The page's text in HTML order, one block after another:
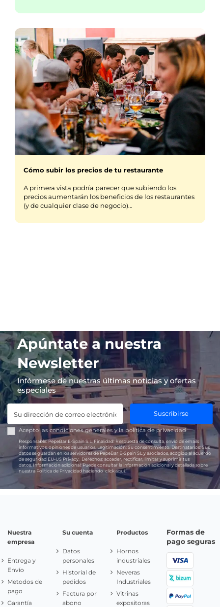
Cómo subir los precios de tu restaurante
A primera vista podría parecer que subiendo los
precios aumentarán los beneficios de los restaurantes
(y de cualquier clase de negocio)…
Apúntate a nuestra
Newsletter
Infórmese de nuestras últimas noticias y ofertas
especiales
Suscribirse
Acepto las condiciones generales y lapolítica de privacidad
Responsable:PepeBar E-Spain S.L. Finalidad: Respuesta de consulta, envío de emails
informativos, opiniones de usuarios. Legitimación: Su consentimiento. Destinatarios:Sus
datos se guardan en los servidores de PepeBar E-Spain SL y asociados, acogido al acuerdo
de seguridad EU-US Privacy.
Derechos: acceder, rectificar, limitar y suprimir tus
datos.Información adicional:Puede consultar la información adicional y detallada sobre
nuestra Política de Privacidad haciendoclick aquí.
Nuestra
empresa
Entrega y
Envío
Metodos de
pago
Garantía
Su cuenta
Datos
personales
Historial de
pedidos
Factura por
abono
Productos
Hornos
industriales
Neveras
Industriales
Vitrinas
expositoras
Formas de
pago seguras